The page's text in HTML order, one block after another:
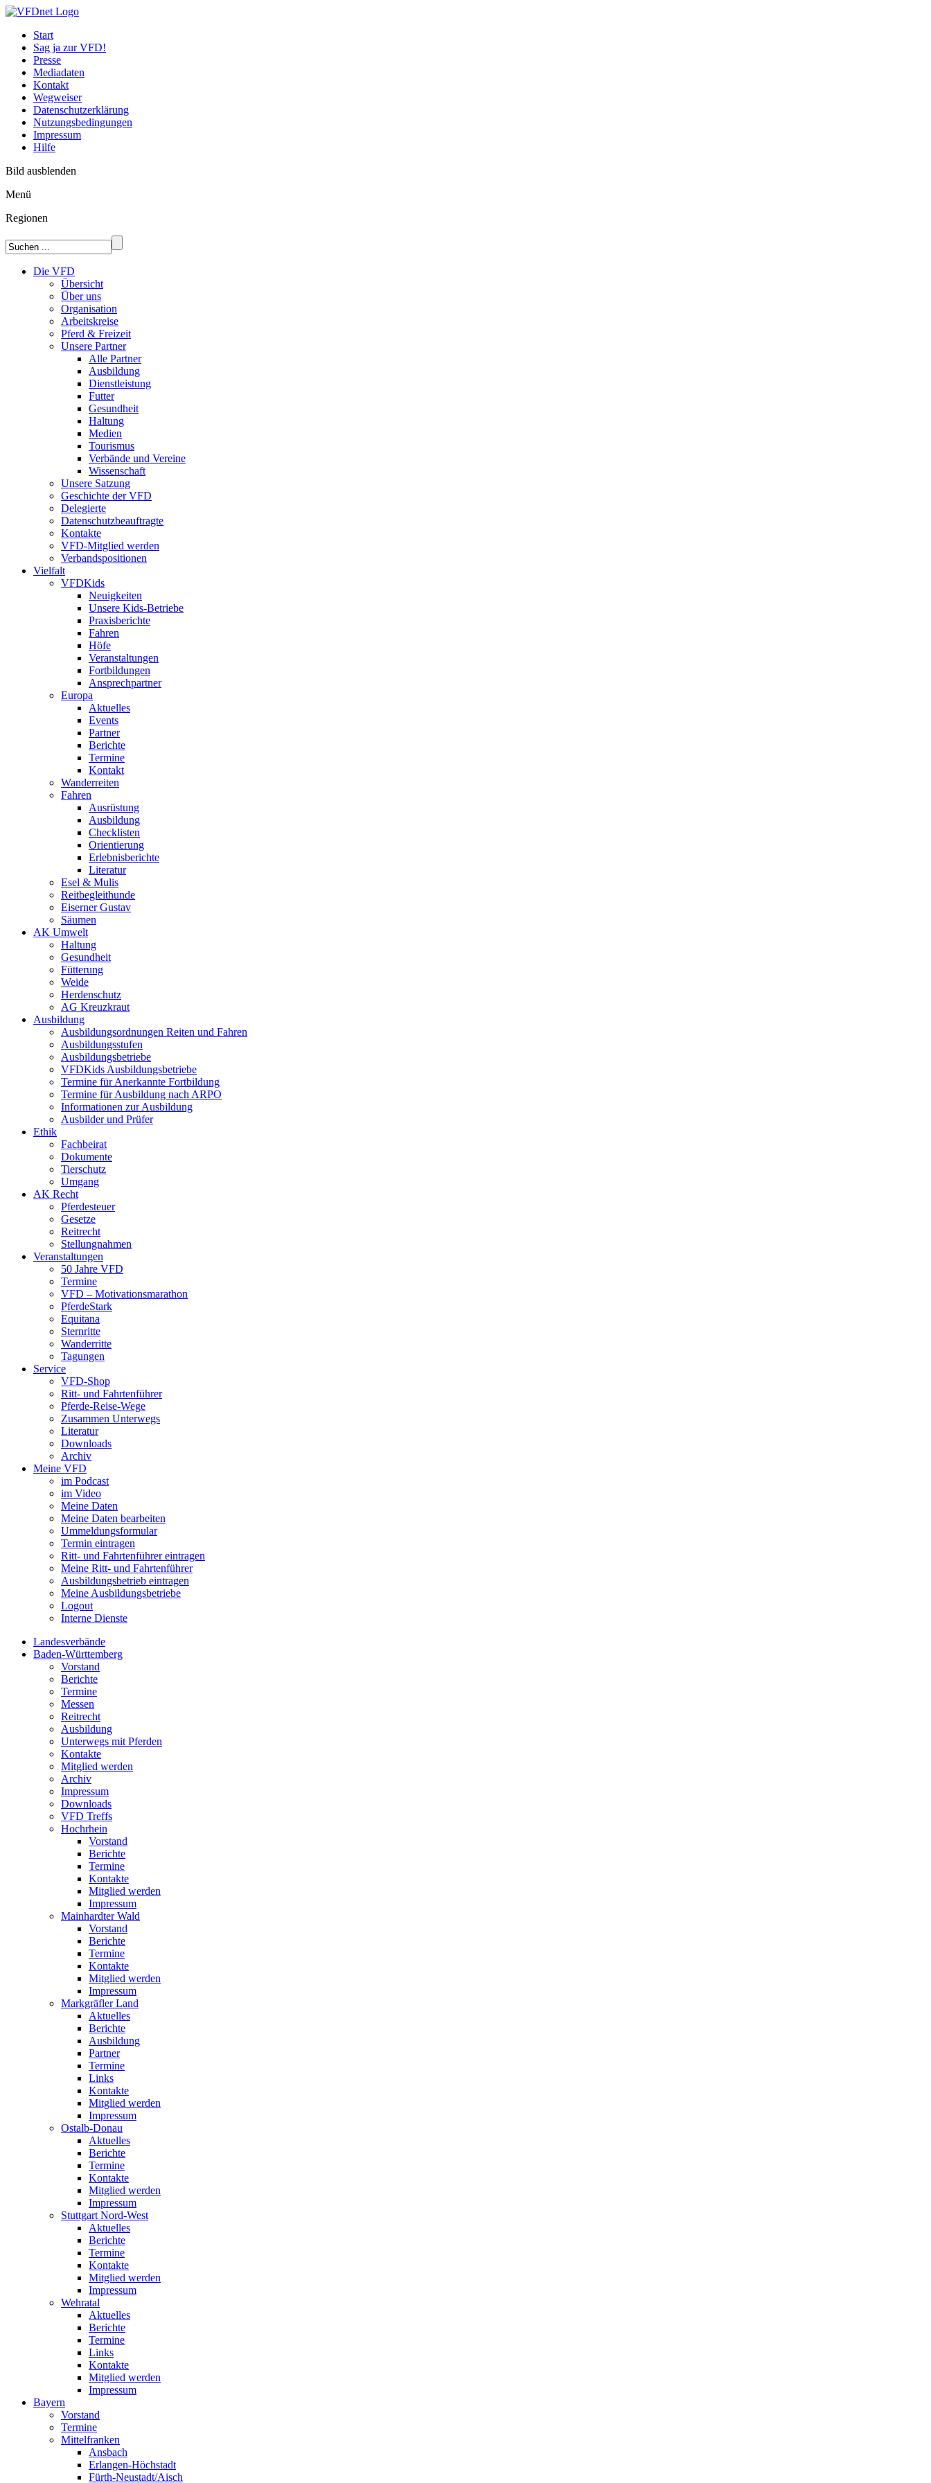
Start
Sag ja zur VFD!
Presse
Mediadaten
Kontakt
Wegweiser
Datenschutzerklärung
Nutzungsbedingungen
Impressum
Hilfe
Bild ausblenden
Menü
Regionen
Die VFD
Übersicht
Über uns
Organisation
Arbeitskreise
Pferd & Freizeit
Unsere Partner
Alle Partner
Ausbildung
Dienstleistung
Futter
Gesundheit
Haltung
Medien
Tourismus
Verbände und Vereine
Wissenschaft
Unsere Satzung
Geschichte der VFD
Delegierte
Datenschutzbeauftragte
Kontakte
VFD-Mitglied werden
Verbandspositionen
Vielfalt
VFDKids
Neuigkeiten
Unsere Kids-Betriebe
Praxisberichte
Fahren
Höfe
Veranstaltungen
Fortbildungen
Ansprechpartner
Europa
Aktuelles
Events
Partner
Berichte
Termine
Kontakt
Wanderreiten
Fahren
Ausrüstung
Ausbildung
Checklisten
Orientierung
Erlebnisberichte
Literatur
Esel & Mulis
Reitbegleithunde
Eiserner Gustav
Säumen
AK Umwelt
Haltung
Gesundheit
Fütterung
Weide
Herdenschutz
AG Kreuzkraut
Ausbildung
Ausbildungsordnungen Reiten und Fahren
Ausbildungsstufen
Ausbildungsbetriebe
VFDKids Ausbildungsbetriebe
Termine für Anerkannte Fortbildung
Termine für Ausbildung nach ARPO
Informationen zur Ausbildung
Ausbilder und Prüfer
Ethik
Fachbeirat
Dokumente
Tierschutz
Umgang
AK Recht
Pferdesteuer
Gesetze
Reitrecht
Stellungnahmen
Veranstaltungen
50 Jahre VFD
Termine
VFD – Motivationsmarathon
PferdeStark
Equitana
Sternritte
Wanderritte
Tagungen
Service
VFD-Shop
Ritt- und Fahrtenführer
Pferde-Reise-Wege
Zusammen Unterwegs
Literatur
Downloads
Archiv
Meine VFD
im Podcast
im Video
Meine Daten
Meine Daten bearbeiten
Ummeldungsformular
Termin eintragen
Ritt- und Fahrtenführer eintragen
Meine Ritt- und Fahrtenführer
Ausbildungsbetrieb eintragen
Meine Ausbildungsbetriebe
Logout
Interne Dienste
Landesverbände
Baden-Württemberg
Vorstand
Berichte
Termine
Messen
Reitrecht
Ausbildung
Unterwegs mit Pferden
Kontakte
Mitglied werden
Archiv
Impressum
Downloads
VFD Treffs
Hochrhein
Vorstand
Berichte
Termine
Kontakte
Mitglied werden
Impressum
Mainhardter Wald
Vorstand
Berichte
Termine
Kontakte
Mitglied werden
Impressum
Markgräfler Land
Aktuelles
Berichte
Ausbildung
Partner
Termine
Links
Kontakte
Mitglied werden
Impressum
Ostalb-Donau
Aktuelles
Berichte
Termine
Kontakte
Mitglied werden
Impressum
Stuttgart Nord-West
Aktuelles
Berichte
Termine
Kontakte
Mitglied werden
Impressum
Wehratal
Aktuelles
Berichte
Termine
Links
Kontakte
Mitglied werden
Impressum
Bayern
Vorstand
Termine
Mittelfranken
Ansbach
Erlangen-Höchstadt
Fürth-Neustadt/Aisch